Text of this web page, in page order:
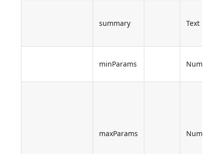
summary Text
minParams Number
maxParams Number